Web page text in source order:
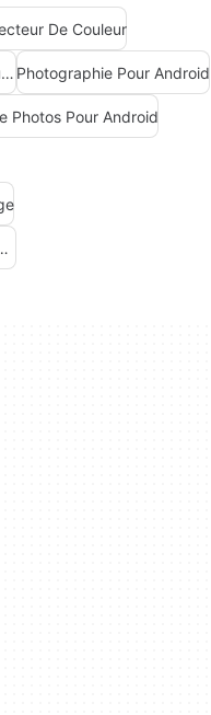
De Couleur
Extension De Sélecteur De Couleur Pour Chrome Photographie Pour Android
Photos Pour Android
Personnages Gratuits